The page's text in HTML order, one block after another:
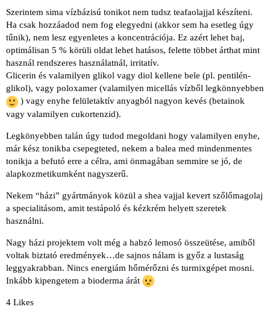
Szerintem sima vízbázisú tonikot nem tudsz teafaolajjal készíteni.
Ha csak hozzáadod nem fog elegyedni (akkor sem ha esetleg úgy
tűnik), nem lesz egyenletes a koncentrációja. Ez azért lehet baj,
optimálisan 5 % körüli oldat lehet hatásos, felette többet árthat mint
használ rendszeres használatnál, irritatív.
Glicerin és valamilyen glikol vagy diol kellene bele (pl. pentilén-
glikol), vagy poloxamer (valamilyen micellás vízből legkönnyebben
) vagy enyhe felületaktív anyagból nagyon kevés (betainok
vagy valamilyen cukortenzid).
Legkönyebben talán úgy tudod megoldani hogy valamilyen enyhe,
már kész tonikba csepegteted, nekem a balea med mindenmentes
tonikja a befutó erre a célra, ami önmagában semmire se jó, de
alapkozmetikumként nagyszerű.
Nekem “házi” gyártmányok közül a shea vajjal kevert szőlőmagolaj
a specialitásom, amit testápoló és kézkrém helyett szeretek
használni.
Nagy házi projektem volt még a habzó lemosó összeütése, amiből
voltak biztató eredmények…de sajnos nálam is győz a lustaság
leggyakrabban. Nincs energiám hőmérőzni és turmixgépet mosni.
Inkább kipengetem a bioderma árát
4 Likes